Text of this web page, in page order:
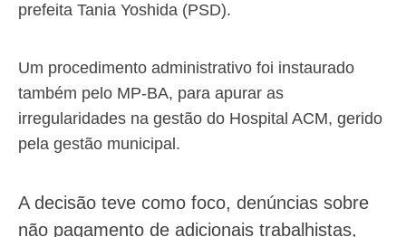
prefeita Tania Yoshida (PSD).
Um procedimento administrativo foi instaurado
também pelo MP-BA, para apurar as
irregularidades na gestão do Hospital ACM, gerido
pela gestão municipal.
A decisão teve como foco, denúncias sobre
não pagamento de adicionais trabalhistas,